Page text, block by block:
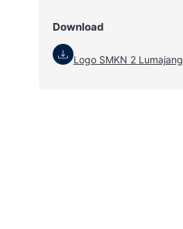
Download
Logo SMKN 2 Lumajang